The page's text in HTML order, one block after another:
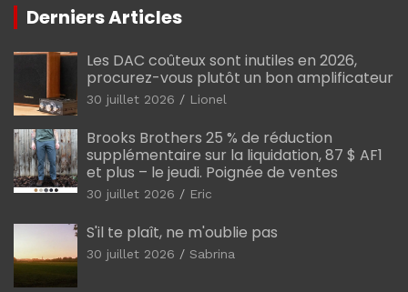
Derniers Articles
Les DAC coûteux sont inutiles en 2026,
procurez-vous plutôt un bon amplificateur
30 juillet 2026 Lionel
Brooks Brothers 25 % de réduction
supplémentaire sur la liquidation, 87 $ AF1
et plus – le jeudi. Poignée de ventes
30 juillet 2026 Eric
S'il te plaît, ne m'oublie pas
30 juillet 2026 Sabrina